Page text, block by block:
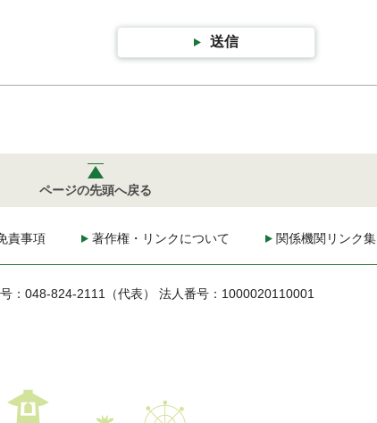
送信
ページの先頭へ戻る
責事項 著作権・リンクについて 関係機関リンク集
：048-824-2111（代表） 法人番号：1000020110001